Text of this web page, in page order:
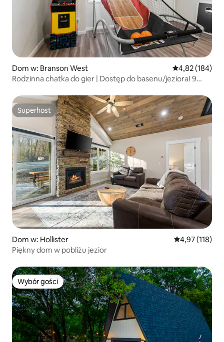
Dom w: Branson West Średnia
4,82 (184)
Rodzinna chatka do gier | Dostęp do basenu/jeziora! 9
Superhost
Superhost
Dom w: Hollister Średnia
4,97 (118)
Piękny dom w pobliżu jezior
Wybór gości
Wybór gości